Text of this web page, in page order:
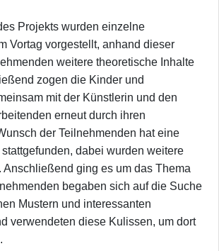
Projekts wurden einzelne
Vortag vorgestellt, anhand dieser
weitere theoretische Inhalte
zogen die Kinder und
mit der Künstlerin und den
erneut durch ihren
der Teilnehmenden hat eine
dabei wurden weitere
Anschließend ging es um das Thema
begaben sich auf die Suche
Mustern und interessanten
verwendeten diese Kulissen, um dort